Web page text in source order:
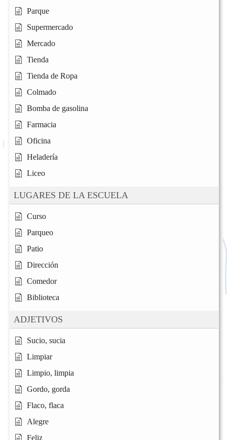
Parque
Supermercado
Mercado
Tienda
Tienda de Ropa
Colmado
Bomba de gasolina
Farmacia
Oficina
Heladería
Liceo
LUGARES DE LA ESCUELA
Curso
Parqueo
Patio
Dirección
Comedor
Biblioteca
ADJETIVOS
Sucio, sucia
Limpiar
Limpio, limpia
Gordo, gorda
Flaco, flaca
Alegre
Feliz